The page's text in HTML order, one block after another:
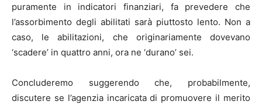
puramente in indicatori finanziari, fa prevedere che
l’assorbimento degli abilitati sarà piuttosto lento. Non a
caso, le abilitazioni, che originariamente dovevano
‘scadere’ in quattro anni, ora ne ‘durano’ sei.
Concluderemo suggerendo che, probabilmente,
discutere se l’agenzia incaricata di promuovere il merito